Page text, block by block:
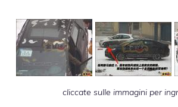
cliccate sulle immagini per